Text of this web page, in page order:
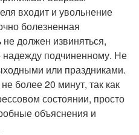
входит и увольнение
болезненная
должен извиняться,
подчиненному. Не
или праздниками.
более 20 минут, так как
состоянии, просто
объяснения и